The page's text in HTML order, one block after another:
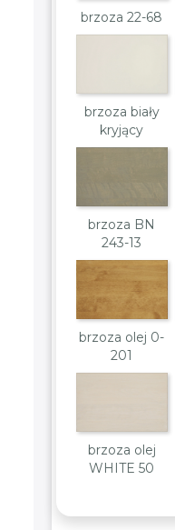
brzoza 22-68
brzoza biały
kryjący
brzoza BN
243-13
brzoza olej 0-
201
brzoza olej
WHITE 50